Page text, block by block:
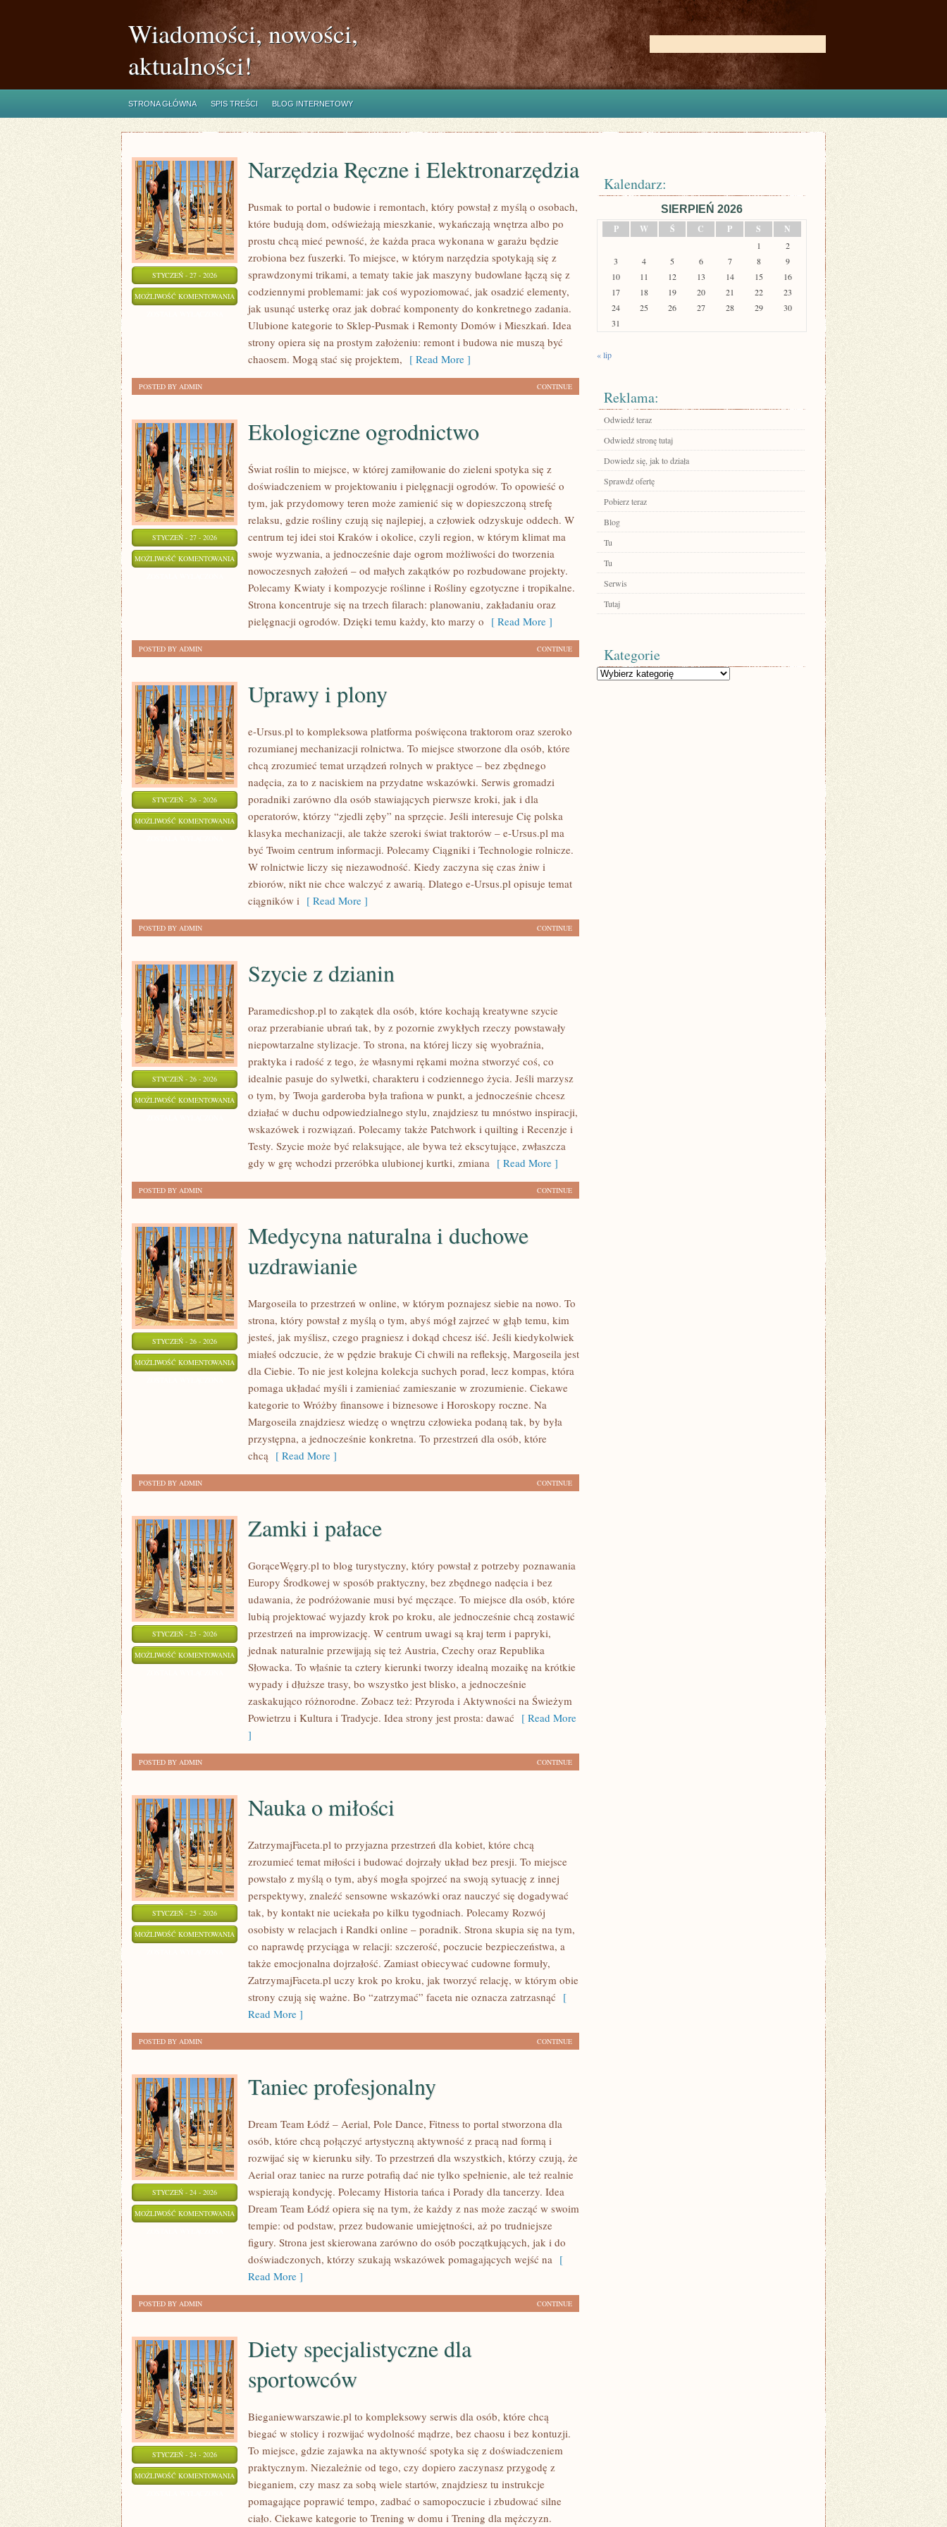
Wiadomości, nowości,
aktualności!
STRONA GŁÓWNA SPIS TREŚCI BLOG INTERNETOWY
STYCZEŃ - 27 - 2026
MOŻLIWOŚĆ KOMENTOWANIA NARZĘDZIA
RĘCZNE
ELEKTRONARZĘDZIA
Narzędzia Ręczne i Elektronarzędzia
Pusmak to portal o budowie i remontach, który powstał z myślą o osobach,
które budują dom, odświeżają mieszkanie, wykańczają wnętrza albo po
prostu chcą mieć pewność, że każda praca wykonana w garażu będzie
zrobiona bez fuszerki. To miejsce, w którym narzędzia spotykają się z
sprawdzonymi trikami, a tematy takie jak maszyny budowlane łączą się z
codziennymi problemami: jak coś wypoziomować, jak osadzić elementy,
jak usunąć usterkę oraz jak dobrać komponenty do konkretnego zadania.
Ulubione kategorie to Sklep-Pusmak i Remonty Domów i Mieszkań. Idea
strony opiera się na prostym założeniu: remont i budowa nie muszą być
chaosem. Mogą stać się projektem, [ Read More ]
CONTINUE
POSTED BY ADMIN
STYCZEŃ - 27 - 2026
MOŻLIWOŚĆ KOMENTOWANIA EKOLOGICZNE
OGRODNICTWO
Ekologiczne ogrodnictwo
Świat roślin to miejsce, w której zamiłowanie do zieleni spotyka się z
doświadczeniem w projektowaniu i pielęgnacji ogrodów. To opowieść o
tym, jak przydomowy teren może zamienić się w dopieszczoną strefę
relaksu, gdzie rośliny czują się najlepiej, a człowiek odzyskuje oddech. W
centrum tej idei stoi Kraków i okolice, czyli region, w którym klimat ma
swoje wyzwania, a jednocześnie daje ogrom możliwości do tworzenia
nowoczesnych założeń – od małych zakątków po rozbudowane projekty.
Polecamy Kwiaty i kompozycje roślinne i Rośliny egzotyczne i tropikalne.
Strona koncentruje się na trzech filarach: planowaniu, zakładaniu oraz
pielęgnacji ogrodów. Dzięki temu każdy, kto marzy o [ Read More ]
CONTINUE
POSTED BY ADMIN
STYCZEŃ - 26 - 2026
MOŻLIWOŚĆ KOMENTOWANIA UPRAWY
PLONY
Uprawy i plony
e-Ursus.pl to kompleksowa platforma poświęcona traktorom oraz szeroko
rozumianej mechanizacji rolnictwa. To miejsce stworzone dla osób, które
chcą zrozumieć temat urządzeń rolnych w praktyce – bez zbędnego
nadęcia, za to z naciskiem na przydatne wskazówki. Serwis gromadzi
poradniki zarówno dla osób stawiających pierwsze kroki, jak i dla
operatorów, którzy “zjedli zęby” na sprzęcie. Jeśli interesuje Cię polska
klasyka mechanizacji, ale także szeroki świat traktorów – e-Ursus.pl ma
być Twoim centrum informacji. Polecamy Ciągniki i Technologie rolnicze.
W rolnictwie liczy się niezawodność. Kiedy zaczyna się czas żniw i
zbiorów, nikt nie chce walczyć z awarią. Dlatego e-Ursus.pl opisuje temat
ciągników i [ Read More ]
CONTINUE
POSTED BY ADMIN
STYCZEŃ - 26 - 2026
MOŻLIWOŚĆ KOMENTOWANIA SZYCIE
DZIANIN
Szycie z dzianin
Paramedicshop.pl to zakątek dla osób, które kochają kreatywne szycie
oraz przerabianie ubrań tak, by z pozornie zwykłych rzeczy powstawały
niepowtarzalne stylizacje. To strona, na której liczy się wyobraźnia,
praktyka i radość z tego, że własnymi rękami można stworzyć coś, co
idealnie pasuje do sylwetki, charakteru i codziennego życia. Jeśli marzysz
o tym, by Twoja garderoba była trafiona w punkt, a jednocześnie chcesz
działać w duchu odpowiedzialnego stylu, znajdziesz tu mnóstwo inspiracji,
wskazówek i rozwiązań. Polecamy także Patchwork i quilting i Recenzje i
Testy. Szycie może być relaksujące, ale bywa też ekscytujące, zwłaszcza
gdy w grę wchodzi przeróbka ulubionej kurtki, zmiana [ Read More ]
CONTINUE
POSTED BY ADMIN
STYCZEŃ - 26 - 2026
MOŻLIWOŚĆ KOMENTOWANIA MEDYCYNA
Medycyna naturalna i duchowe
uzdrawianie
Margoseila to przestrzeń w online, w którym poznajesz siebie na nowo. To
strona, który powstał z myślą o tym, abyś mógł zajrzeć w głąb temu, kim
jesteś, jak myślisz, czego pragniesz i dokąd chcesz iść. Jeśli kiedykolwiek
miałeś odczucie, że w pędzie brakuje Ci chwili na refleksję, Margoseila jest
dla Ciebie. To nie jest kolejna kolekcja suchych porad, lecz kompas, która
pomaga układać myśli i zamieniać zamieszanie w zrozumienie. Ciekawe
kategorie to Wróżby finansowe i biznesowe i Horoskopy roczne. Na
Margoseila znajdziesz wiedzę o wnętrzu człowieka podaną tak, by była
przystępna, a jednocześnie konkretna. To przestrzeń dla osób, które
chcą [ Read More ]
CONTINUE
POSTED BY ADMIN
STYCZEŃ - 25 - 2026
MOŻLIWOŚĆ KOMENTOWANIA ZAMKI
PAŁACE
Zamki i pałace
GorąceWęgry.pl to blog turystyczny, który powstał z potrzeby poznawania
Europy Środkowej w sposób praktyczny, bez zbędnego nadęcia i bez
udawania, że podróżowanie musi być męczące. To miejsce dla osób, które
lubią projektować wyjazdy krok po kroku, ale jednocześnie chcą zostawić
przestrzeń na improwizację. W centrum uwagi są kraj term i papryki,
jednak naturalnie przewijają się też Austria, Czechy oraz Republika
Słowacka. To właśnie ta cztery kierunki tworzy idealną mozaikę na krótkie
wypady i dłuższe trasy, bo wszystko jest blisko, a jednocześnie
zaskakująco różnorodne. Zobacz też: Przyroda i Aktywności na Świeżym
Powietrzu i Kultura i Tradycje. Idea strony jest prosta: dawać [ Read More
]
CONTINUE
POSTED BY ADMIN
STYCZEŃ - 25 - 2026
MOŻLIWOŚĆ KOMENTOWANIA NAUKA
MIŁOŚCI
Nauka o miłości
ZatrzymajFaceta.pl to przyjazna przestrzeń dla kobiet, które chcą
zrozumieć temat miłości i budować dojrzały układ bez presji. To miejsce
powstało z myślą o tym, abyś mogła spojrzeć na swoją sytuację z innej
perspektywy, znaleźć sensowne wskazówki oraz nauczyć się dogadywać
tak, by kontakt nie uciekała po kilku tygodniach. Polecamy Rozwój
osobisty w relacjach i Randki online – poradnik. Strona skupia się na tym,
co naprawdę przyciąga w relacji: szczerość, poczucie bezpieczeństwa, a
także emocjonalna dojrzałość. Zamiast obiecywać cudowne formuły,
ZatrzymajFaceta.pl uczy krok po kroku, jak tworzyć relację, w którym obie
strony czują się ważne. Bo “zatrzymać” faceta nie oznacza zatrzasnąć [
Read More ]
CONTINUE
POSTED BY ADMIN
STYCZEŃ - 24 - 2026
MOŻLIWOŚĆ KOMENTOWANIA TANIEC
PROFESJONALNY
Taniec profesjonalny
Dream Team Łódź – Aerial, Pole Dance, Fitness to portal stworzona dla
osób, które chcą połączyć artystyczną aktywność z pracą nad formą i
rozwijać się w kierunku siły. To przestrzeń dla wszystkich, którzy czują, że
Aerial oraz taniec na rurze potrafią dać nie tylko spełnienie, ale też realnie
wspierają kondycję. Polecamy Historia tańca i Porady dla tancerzy. Idea
Dream Team Łódź opiera się na tym, że każdy z nas może zacząć w swoim
tempie: od podstaw, przez budowanie umiejętności, aż po trudniejsze
figury. Strona jest skierowana zarówno do osób początkujących, jak i do
doświadczonych, którzy szukają wskazówek pomagających wejść na [
Read More ]
CONTINUE
POSTED BY ADMIN
STYCZEŃ - 24 - 2026
MOŻLIWOŚĆ KOMENTOWANIA DIETY
SPECJALISTYCZNE
Diety specjalistyczne dla
sportowców
Bieganiewwarszawie.pl to kompleksowy serwis dla osób, które chcą
biegać w stolicy i rozwijać wydolność mądrze, bez chaosu i bez kontuzji.
To miejsce, gdzie zajawka na aktywność spotyka się z doświadczeniem
praktycznym. Niezależnie od tego, czy dopiero zaczynasz przygodę z
bieganiem, czy masz za sobą wiele startów, znajdziesz tu instrukcje
pomagające poprawić tempo, zadbać o samopoczucie i zbudować silne
ciało. Ciekawe kategorie to Trening w domu i Trening dla mężczyzn.
Kalendarz:
SIERPIEŃ 2026
P
W Ś C P S N
1
2
3
4 5 6 7 8
9
10
11 12 13 14 15
16
17
18 19 20 21 22
23
24
25 26 27 28 29
30
31
« lip
Reklama:
Odwiedź teraz
Odwiedź stronę tutaj
Dowiedz się, jak to działa
Sprawdź ofertę
Pobierz teraz
Blog
Tu
Tu
Serwis
Tutaj
Kategorie
Kategorie